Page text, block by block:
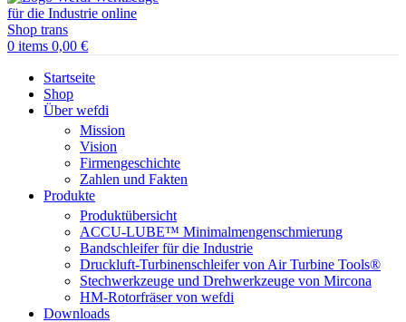
0 items 0,00 €
Startseite
Shop
Über wefdi
Mission
Vision
Firmengeschichte
Zahlen und Fakten
Produkte
Produktübersicht
ACCU-LUBE™ Minimalmengenschmierung
Bandschleifer für die Industrie
Druckluft-Turbinenschleifer von Air Turbine Tools®
Stechwerkzeuge und Drehwerkzeuge von Mircona
HM-Rotorfräser von wefdi
Downloads